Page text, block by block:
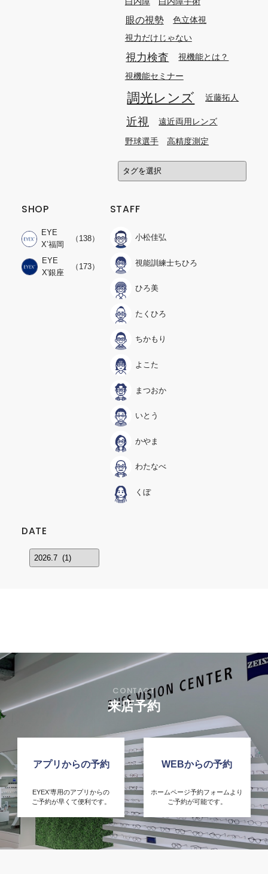
眼の視勢
色立体視
視力だけじゃない
視力検査
視機能とは？
視機能セミナー
調光レンズ 近藤拓人
近視 遠近両用レンズ
野球選手 高精度測定
SHOP
EYE
X’福岡
（138）
EYE
X'銀座
（173）
STAFF
小松佳弘
視能訓練士ちひろ
ひろ美
たくひろ
ちかもり
よこた
まつおか
いとう
かやま
わたなべ
くぼ
DATE
来店予約
アプリからの予約
EYEX’専用のアプリからの
ご予約が早くて便利です。
WEBからの予約
ホームページ予約フォームより
ご予約が可能です。